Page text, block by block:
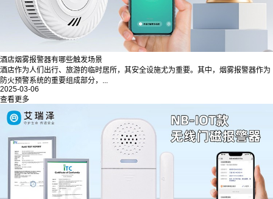
酒店烟雾报警器有哪些触发场景
酒店作为人们出行、旅游的临时居所，其安全设施尤为重要。其中，烟雾报警器作为
防火预警系统的重要组成部分，...
2025-03-06
查看更多